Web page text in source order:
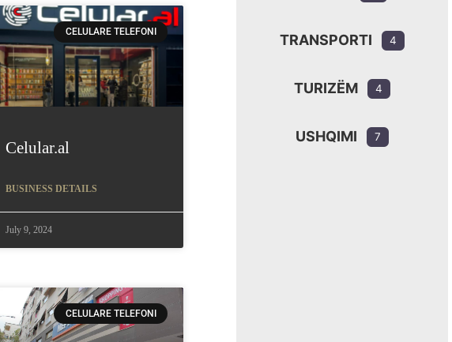
CELULARE TELEFONI
Celular.al
BUSINESS DETAILS
July 9, 2024
CELULARE TELEFONI
TRANSPORTI 4
TURIZËM 4
USHQIMI 7